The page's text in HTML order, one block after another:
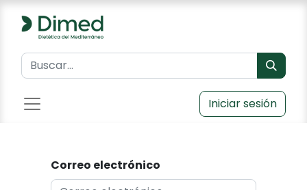
Iniciar sesión
Correo electrónico